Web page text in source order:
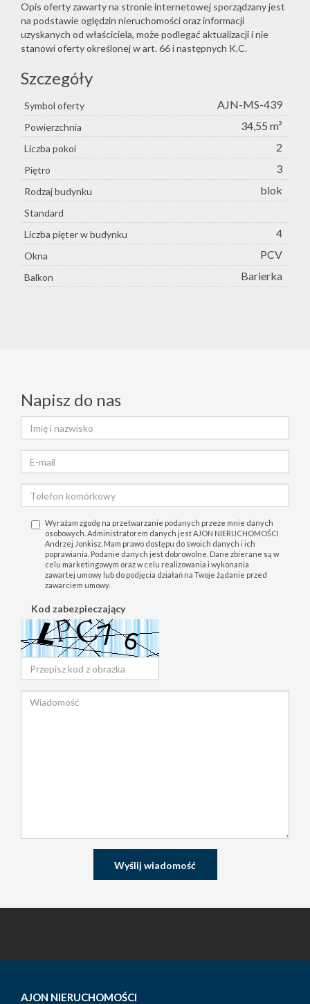
Opis oferty zawarty na stronie internetowej sporządzany jest
na podstawie oględzin nieruchomości oraz informacji
uzyskanych od właściciela, może podlegać aktualizacji i nie
stanowi oferty określonej w art. 66 i następnych K.C.
Szczegóły
Symbol oferty AJN-MS-439
Powierzchnia 34,55 m²
Liczba pokoi 2
Piętro 3
Rodzaj budynku blok
Standard
Liczba pięter w budynku
4
Okna PCV
Balkon Barierka
Napisz do nas
Wyrażam zgodę na przetwarzanie podanych przeze mnie danych
osobowych. Administratorem danych jest AJON NIERUCHOMOŚCI
Andrzej Jonkisz. Mam prawo dostępu do swoich danych i ich
poprawiania. Podanie danych jest dobrowolne. Dane zbierane są w
celu marketingowym oraz w celu realizowania i wykonania
zawartej umowy lub do podjęcia działań na Twoje żądanie przed
zawarciem umowy.
Kod zabezpieczający
AJON NIERUCHOMOŚCI